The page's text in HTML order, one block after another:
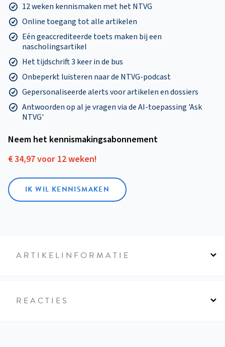
12 weken kennismaken met het NTVG
Online toegang tot alle artikelen
Eén geaccrediteerde toets maken bij een
nascholingsartikel
Het tijdschrift 3 keer in de bus
Onbeperkt luisteren naar de NTVG-podcast
Gepersonaliseerde alerts voor artikelen en dossiers
Antwoorden op al je vragen via de AI-toepassing 'Ask
NTVG'
Neem het kennismakings­abonnement
€ 34,97 voor 12 weken!
IK WIL KENNISMAKEN
ARTIKELINFORMATIE
REACTIES